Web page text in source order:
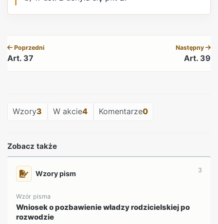
Poprzedni
Art. 37
Następny
Art. 39
Wzory3 W akcie4 Komentarze0
Zobacz także
Wzory pism 3
Wzór pisma
Wniosek o pozbawienie władzy rodzicielskiej po
rozwodzie